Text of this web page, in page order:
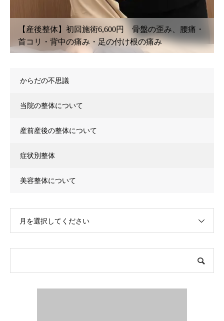
【鍼灸初回治療】6,600円〜 腰痛・坐骨神経痛・肩
こり・首こり・頭痛・眼精疲労
からだの不思議
当院の整体について
産前産後の整体について
症状別整体
美容整体について
月を選択してください